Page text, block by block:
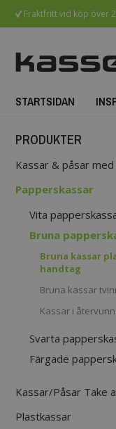
Fraktfritt vid köp över
STARTSIDAN
PRODUKTER
Kassar & påsar
Papperskassar
Vita
Bruna
Bruna kassar
handtag
Bruna kassar
Kassar i
Svarta
Färgade
Kassar/Påsar Take
Plastkassar